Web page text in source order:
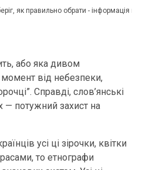
як правильно обрати - інформація в
або яка дивом
момент від небезпеки,
Справді, слов’янські
потужний захист на
усі ці зірочки, квітки
то етнографи